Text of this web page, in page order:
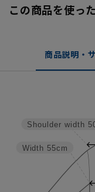
この商品を使っ
商品説明・
Width 55cm
Shoulder width